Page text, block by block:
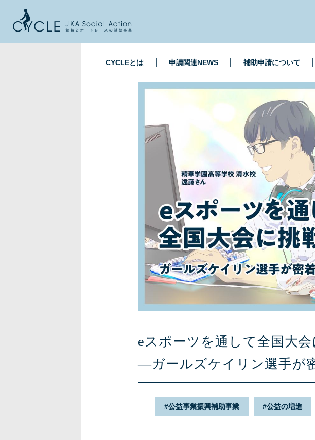
CYCLEとは 申請関連NEWS 補助申請について
eスポーツを通して全国大
―ガールズケイリン選手が
公益事業振興補助事業 公益の増進